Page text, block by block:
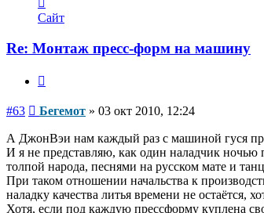
информация
пользователя
Бегемот
Сайт
Re: Монтаж пресс-форм на машину
#63 Сообщение
Бегемот » 03 окт 2010, 12:24
А ДжонВэи нам каждый раз с машиной гуся
И я не представляю, как один наладчик
толпой народа, песнями на русском мате и
При таком отношении начальства к
наладку качества литья времени не остаётся,
Хотя, если под каждую прессформу куплена